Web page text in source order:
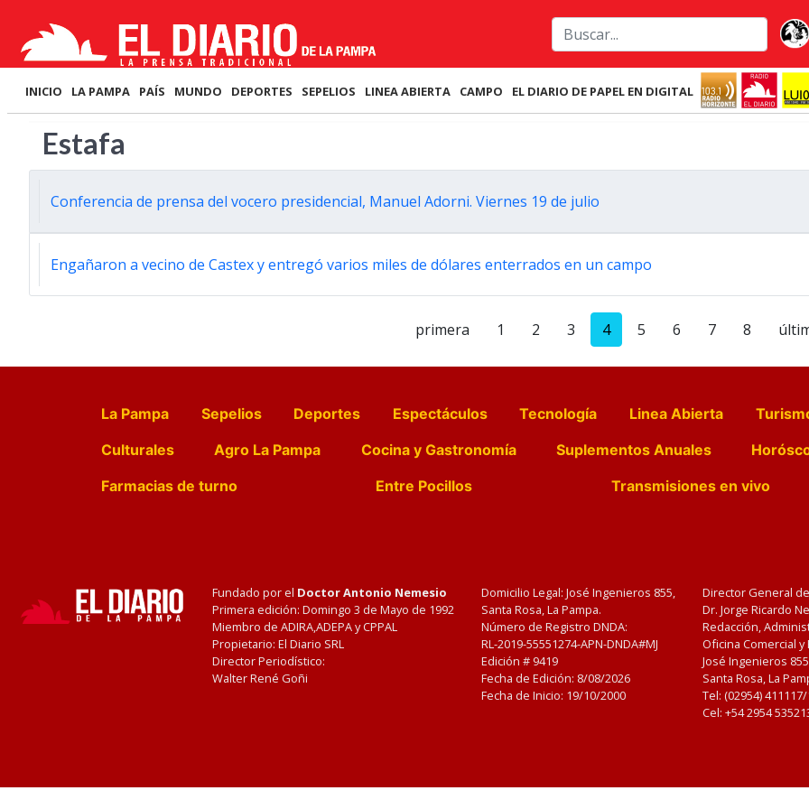
INICIO LA PAMPA PAÍS MUNDO DEPORTES SEPELIOS LINEA ABIERTA CAMPO EL DIARIO DE PAPEL EN DIGITAL
Estafa
Conferencia de prensa del vocero presidencial, Manuel Adorni. Viernes 19 de julio
Engañaron a vecino de Castex y entregó varios miles de dólares enterrados en un campo
primera 1 2 3 4 5 6 7 8
La Pampa Sepelios Deportes Espectáculos Tecnología Linea Abierta
Culturales
Agro La Pampa Cocina y Gastronomía Suplementos Anuales
Farmacias de turno
Entre Pocillos Transmisiones en vivo
Fundado por el Doctor Antonio Nemesio
Primera edición: Domingo 3 de Mayo de 1992
Miembro de ADIRA,ADEPA y CPPAL
Propietario: El Diario SRL
Director Periodístico:
Walter René Goñi
Domicilio Legal: José Ingenieros 855,
Santa Rosa, La Pampa.
Número de Registro DNDA:
RL-2019-55551274-APN-DNDA#MJ
Edición # 9419
Fecha de Edición: 8/08/2026
Fecha de Inicio: 19/10/2000
Director General
Dr. Jorge Ricardo
Redacción,
Oficina Comercial
José Ingenieros
Santa Rosa, La
Tel: (02954)
Cel: +54 2954